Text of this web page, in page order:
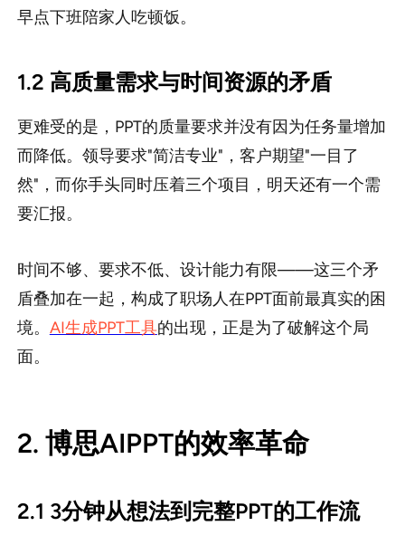
早点下班陪家人吃顿饭。
1.2 高质量需求与时间资源的矛盾
更难受的是，PPT的质量要求并没有因为任务量增加
而降低。领导要求"简洁专业"，客户期望"一目了
然"，而你手头同时压着三个项目，明天还有一个需
要汇报。
时间不够、要求不低、设计能力有限——这三个矛
盾叠加在一起，构成了职场人在PPT面前最真实的困
境。 AI生成PPT工具的出现，正是为了破解这个局
面。
2. 博思AIPPT的效率革命
2.1 3分钟从想法到完整PPT的工作流